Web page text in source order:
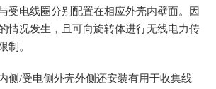
受电线圈分别配置在相应外壳内壁面。因
情况发生，且可向旋转体进行无线电力传
制 。
侧/受电侧外壳外侧还安装有用于收集线